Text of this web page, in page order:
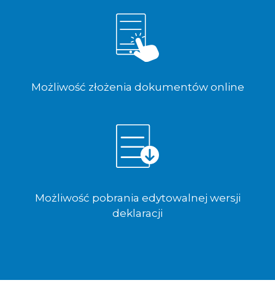
Możliwość złożenia dokumentów online
Możliwość pobrania edytowalnej wersji
deklaracji